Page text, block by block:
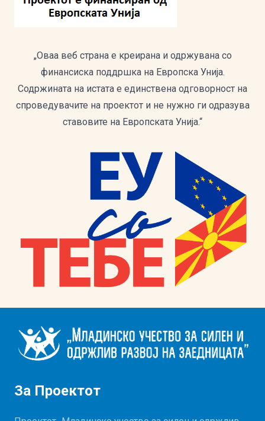
„Оваа веб страна е креирана и одржувана со
финансиска поддршка на Европска Унија.
Содржината на истата е единствена одговорност на
спроведувачите на проектот и не нужно ги одразува
ставовите на Европската Унија.“
За Проектот